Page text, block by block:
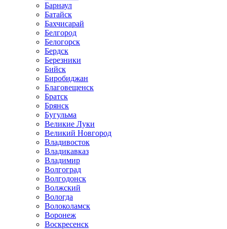
Барнаул
Батайск
Бахчисарай
Белгород
Белогорск
Бердск
Березники
Бийск
Биробиджан
Благовещенск
Братск
Брянск
Бугульма
Великие Луки
Великий Новгород
Владивосток
Владикавказ
Владимир
Волгоград
Волгодонск
Волжский
Вологда
Волоколамск
Воронеж
Воскресенск